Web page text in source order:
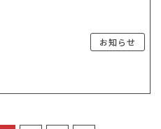
お知らせ